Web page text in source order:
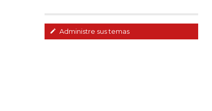
Administre sus temas